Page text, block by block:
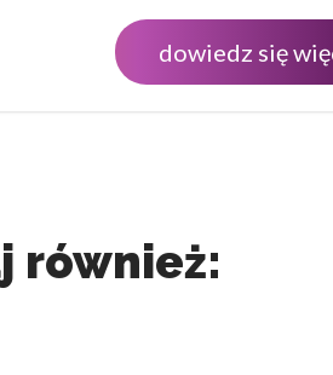
dowiedz się
również: